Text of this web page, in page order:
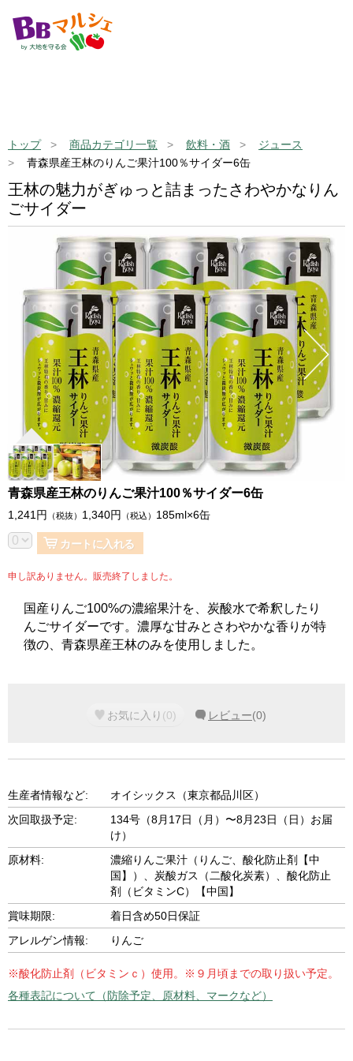
トップ 商品カテゴリ一覧 飲料・酒
ジュース
青森県産王林のりんご果汁100％サイダー6缶
王林の魅力がぎゅっと詰まったさわやかなりん
ごサイダー
青森県産王林のりんご果汁100％サイダー6缶
1,241 円 （税抜） 1,340円 （税込） 185ml×6缶
カートに入れる
申し訳ありません。販売終了しました。
国産りんご100%の濃縮果汁を、炭酸水で希釈したり
んごサイダーです。濃厚な甘みとさわやかな香りが特
徴の、青森県産王林のみを使用しました。
お気に入り (0) レビュー(0)
生産者情報など:
オイシックス（東京都品川区）
次回取扱予定:
134号（8月17日（月）〜8月23日（日）お届
け）
原材料:
濃縮りんご果汁（りんご、酸化防止剤【中
国】）、炭酸ガス（二酸化炭素）、酸化防止
剤（ビタミンC）【中国】
賞味期限:
着日含め50日保証
アレルゲン情報:
りんご
※酸化防止剤（ビタミンｃ）使用。※９月頃までの取り扱い予定。
各種表記について（防除予定、原材料、マークなど）